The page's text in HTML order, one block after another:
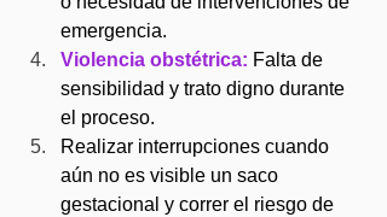
emergencia.
Violencia obstétrica: Falta de
sensibilidad y trato digno durante
el proceso.
Realizar interrupciones cuando
aún no es visible un saco
gestacional y correr el riesgo de